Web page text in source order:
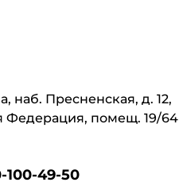
наб. Пресненская, д. 12,
Федерация, помещ. 19/64
100-49-50